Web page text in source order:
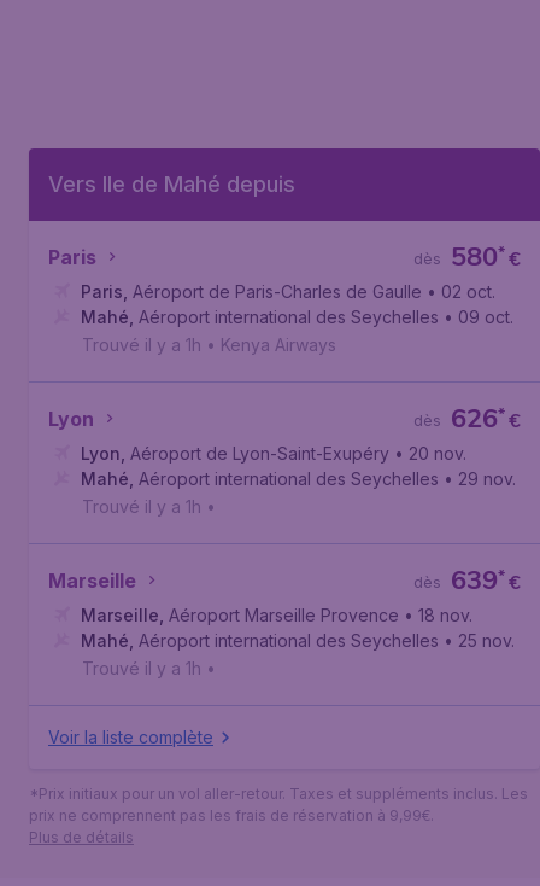
Vers Ile de Mahé depuis
Paris €
580*
dès
Paris Aéroport de Paris-Charles de Gaulle • 02 oct.
Mahé Aéroport international des Seychelles • 09 oct.
Trouvé il y a 1h • Kenya Airways
Lyon €
626*
dès
Lyon Aéroport de Lyon-Saint-Exupéry • 20 nov.
Mahé Aéroport international des Seychelles • 29 nov.
Trouvé il y a 1h •
Marseille €
639*
dès
Marseille Aéroport Marseille Provence • 18 nov.
Mahé Aéroport international des Seychelles • 25 nov.
Trouvé il y a 1h •
Voir la liste complète
*Prix initiaux pour un vol aller-retour. Taxes et suppléments inclus. Les
prix ne comprennent pas les frais de réservation à 9,99€.
Plus de détails